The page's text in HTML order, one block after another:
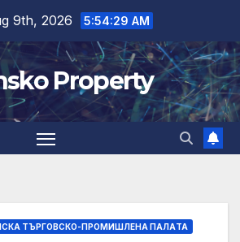
9th, 2026 5:54:30 AM
Property
ТЪРГОВСКО-ПРОМИШЛЕНА ПАЛAТА